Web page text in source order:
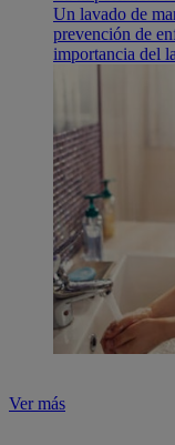
Un lavado de
prevención de
importancia del
Ver más